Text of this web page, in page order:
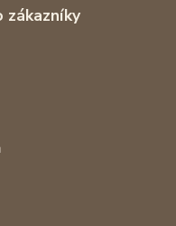
zákazníky